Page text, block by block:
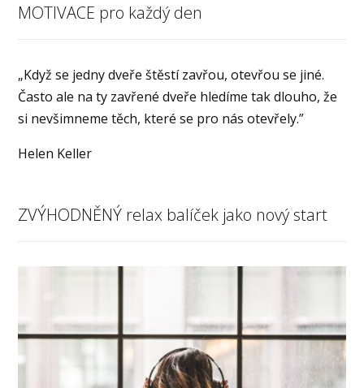
MOTIVACE pro každý den
„Když se jedny dveře štěstí zavřou, otevřou se jiné.
Často ale na ty zavřené dveře hledíme tak dlouho, že
si nevšimneme těch, které se pro nás otevřely.”
Helen Keller
ZVÝHODNĚNÝ relax balíček jako nový start